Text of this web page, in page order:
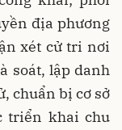
địa phương
xét cử tri nơi
soát, lập danh
chuẩn bị cơ sở
triển khai chu